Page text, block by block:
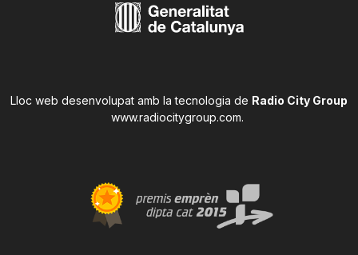
Lloc web desenvolupat amb la tecnologia de Radio City Group
www.radiocitygroup.com.